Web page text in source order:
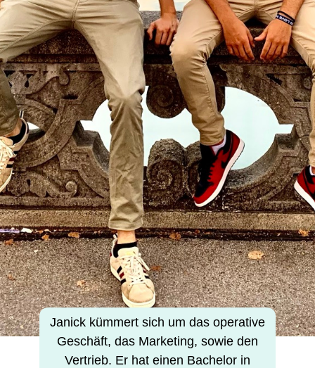
Janick kümmert sich um das operative
Geschäft, das Marketing, sowie den
Vertrieb. Er hat einen Bachelor in